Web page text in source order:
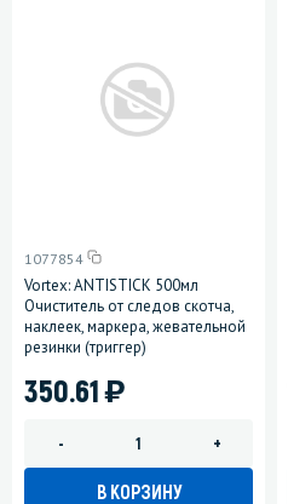
1077854
Vortex: ANTISTICK 500мл
Очиститель от следов скотча,
наклеек, маркера, жевательной
резинки (триггер)
350.61)
- +
В КОРЗИНУ